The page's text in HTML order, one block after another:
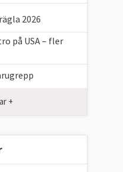
2026
på USA – fler
+